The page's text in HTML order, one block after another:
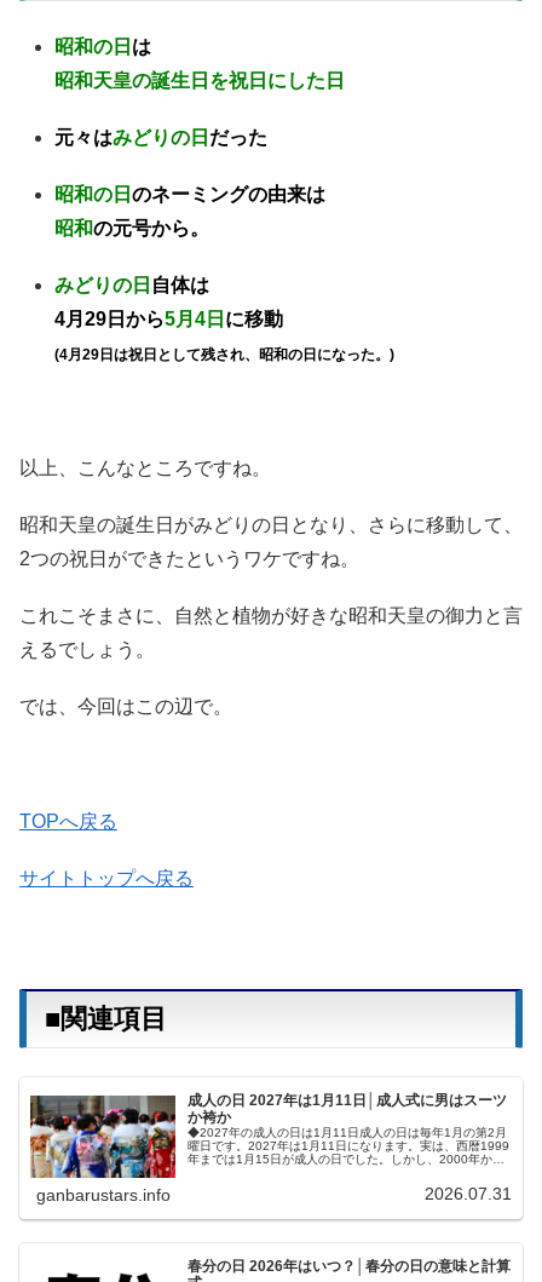
昭和の日 は
昭和天皇の誕生日を祝日にした日
元々はみどりの日 だった
昭和の日のネーミングの由来は
昭和の元号から。
みどりの日 自体は
4月29日から5月4日 に移動
(4月29日は祝日として残され、昭和の日になった。)
以上、こんなところですね。
昭和天皇の誕生日がみどりの日となり、さらに移動して、
2つの祝日ができたというワケですね。
これこそまさに、自然と植物が好きな昭和天皇の御力と言
えるでしょう。
では、今回はこの辺で。
TOPへ戻る
サイトトップへ戻る
■関連項目
成人の日 2027年は1月11日│成人式に男はスーツ
か袴か
◆2027年の成人の日は1月11日成人の日は毎年1月の第2月
曜日です。2027年は1月11日になります。実は、西暦1999
年までは1月15日が成人の日でした。しかし、2000年から
ganbarustars.info 2026.07.31
春分の日 2026年はいつ？│春分の日の意味と計算